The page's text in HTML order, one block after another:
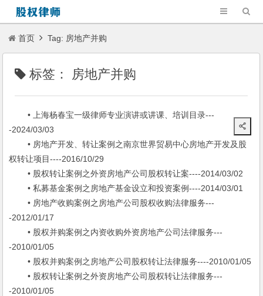
首页 Tag: 房地产并购
标签： 房地产并购
• 上海杨春宝一级律师专业演讲或讲课、培训目录---
-2024/03/03
• 房地产开发、转让案例之南京世界贸易中心房地产开发及股
权转让项目----2016/10/29
• 股权转让案例之外资房地产公司股权转让案----2014/03/02
• 私募基金案例之房地产基金设立和投资案例----2014/03/01
• 房地产收购案例之房地产公司股权收购法律服务---
-2012/01/17
• 股权并购案例之内资收购外资房地产公司法律服务---
-2010/01/05
• 股权并购案例之房地产公司股权转让法律服务----2010/01/05
• 股权转让案例之外资房地产公司股权转让法律服务---
-2010/01/05